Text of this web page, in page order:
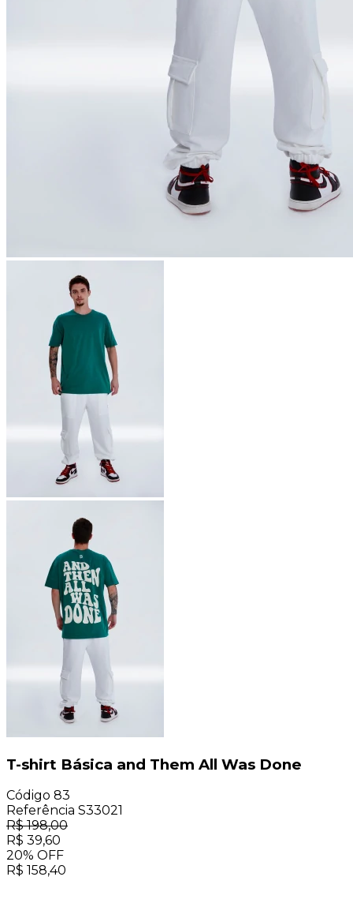
T-shirt Básica and Them All Was Done
Código 83
Referência S33021
R$198,00
R$ 39,60
20% OFF
R$ 158,40